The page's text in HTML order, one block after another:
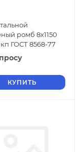
ромб 8х1150
ГОСТ 8568-77
КУПИТЬ